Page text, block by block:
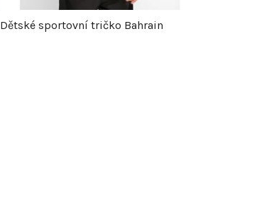
Dětské sportovní tričko Bahrain